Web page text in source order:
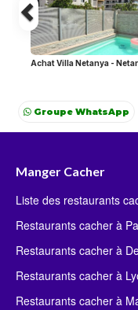
Achat Villa Netanya -
Groupe WhatsApp
Manger Cacher
Liste des restaurants
Restaurants cacher à
Restaurants cacher à
Restaurants cacher à
Restaurants cacher à